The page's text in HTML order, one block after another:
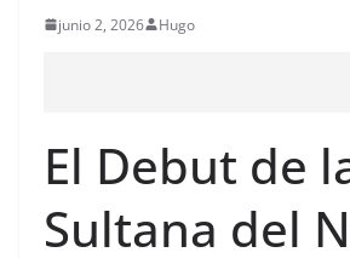
junio 2, 2026 Hugo
El Debut de
Sultana del